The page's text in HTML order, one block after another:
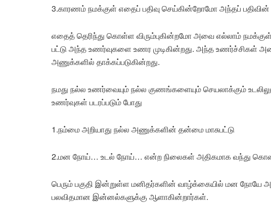
3.காரணம் நமக்குள் எதைப் பதிவு செய்கின்றோமோ அந்தப் பதிவின்
எதைத் தெரிந்து கொள்ள விரும்புகின்றமோ அவை எல்லாம் நமக்குள்
பட்டு அந்த உணர்வுகளை உணர முடிகின்றது. அந்த உணர்ச்சிகள்
அணுக்களில் தாக்கப்படுகின்றது.
நமது நல்ல உணர்வையும் நல்ல குணங்களையும் செயலாக்கும்
உணர்வுகள் படரப்படும் போது
1.நம்மை அறியாது நல்ல அணுக்களின் தன்மை மாசுபட்டு
2.மன நோய்… உடல் நோய்… என்ற நிலைகள் அதிகமாக வந்து
பெரும் பகுதி இன்றுள்ள மனிதர்களின் வாழ்க்கையில் மன நோயே
பலவிதமான இன்னல்களுக்கு ஆளாகின்றார்கள்.